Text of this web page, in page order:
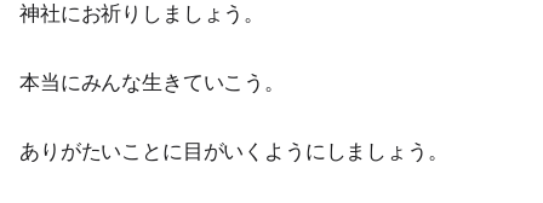
神社にお祈りしましょう。
本当にみんな生きていこう。
ありがたいことに目がいくようにしましょう。